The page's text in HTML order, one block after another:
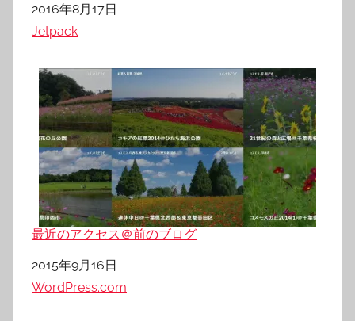
日付
2016年8月17日
関連理由
Jetpack
最近のアクセス＠前のブログ
日付
2015年9月16日
関連理由
WordPress.com